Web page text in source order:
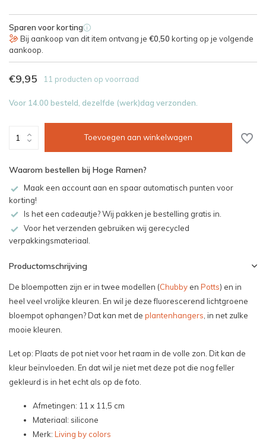
Sparen voor korting i
Bij aankoop van dit item ontvang je €0,50 korting op je volgende
aankoop.
€9,95 11 producten op voorraad
Voor 14.00 besteld, dezelfde (werk)dag verzonden.
Toevoegen aan winkelwagen
Waarom bestellen bij Hoge Ramen?
Maak een account aan en spaar automatisch punten voor
korting!
Is het een cadeautje? Wij pakken je bestelling gratis in.
Voor het verzenden gebruiken wij gerecycled
verpakkingsmateriaal.
Productomschrijving
De bloempotten zijn er in twee modellen (Chubby en Potts) en in
heel veel vrolijke kleuren. En wil je deze fluorescerend lichtgroene
bloempot ophangen? Dat kan met de plantenhangers, in net zulke
mooie kleuren.
Let op: Plaats de pot niet voor het raam in de volle zon. Dit kan de
kleur beïnvloeden. En dat wil je niet met deze pot die nog feller
gekleurd is in het echt als op de foto.
Afmetingen: 11 x 11,5 cm
Materiaal: silicone
Merk: Living by colors